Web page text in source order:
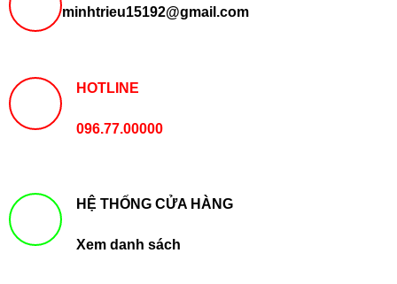
minhtrieu15192@gmail.com
HOTLINE
096.77.00000
HỆ THỐNG CỬA HÀNG
Xem danh sách